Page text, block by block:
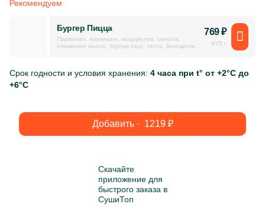
Срок годности и условия хранения: 4 часа при t° от +2°С до
+6°С
Рекомендуем
Бургер Пицца
Пармезан, корнишон, моцарелла, семола,
оливковое масло, бургер соус, тесто, болгарский
769₽
675 г
Добавить · 1219 ₽
Скачайте
приложение для
быстрого заказа в
СушиТоп